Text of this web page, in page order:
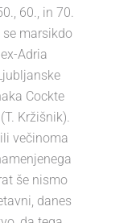
60., in 70.
se marsikdo
Adria
Cockte
Kržišnik).
večinoma
še nismo
danes